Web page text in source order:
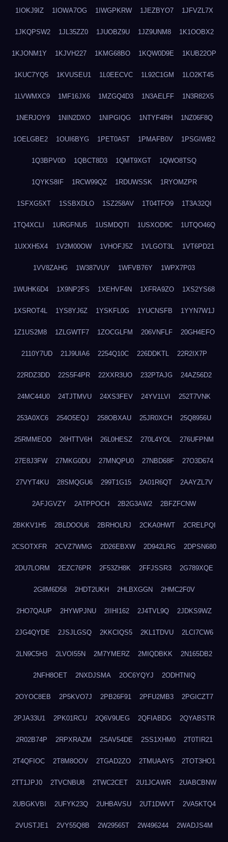
1IOKJ9IZ 1IOWA7OG 1IWGPKRW 1JEZBYO7 1JFVZL7X
1JKQPSW2 1JL35ZZ0 1JUOBZ9U 1JZ9UNM8 1K1OOBX2
1KJONM1Y 1KJVH227 1KMG68BO 1KQW0D9E 1KUB22OP
1KUC7YQ5 1KVUSEU1 1L0EECVC 1L92C1GM 1LO2KT45
1LVWMXC9 1MF16JX6 1MZGQ4D3 1N3AELFF 1N3R82X5
1NERJOY9 1NIN2DXO 1NIPGIQG 1NTYF4RH 1NZ06F8Q
1OELGBE2 1OUI6BYG 1PET0A5T 1PMAFB0V 1PSGIWB2
1Q3BPV0D 1QBCT8D3 1QMT9XGT 1QWO8TSQ
1QYKS8IF 1RCW99QZ 1RDUWSSK 1RYOMZPR
1SFXG5XT 1SSBXDLO 1SZ258AV 1T04TFO9 1T3A32QI
1TQ4XCLI 1URGFNU5 1USMDQTI 1USXOD9C 1UTQO46Q
1UXXH5X4 1V2M00OW 1VHOFJ5Z 1VLGOT3L 1VT6PD21
1VV8ZAHG 1W387VUY 1WFVB76Y 1WPX7P03
1WUHK6D4 1X9NP2FS 1XEHVF4N 1XFRA9ZO 1XS2YS68
1XSROT4L 1YS8YJ6Z 1YSKFL0G 1YUCNSFB 1YYN7W1J
1Z1US2M8 1ZLGWTF7 1ZOCGLFM 206VNFLF 20GH4EFO
2110Y7UD 21J9UIA6 2254Q10C 226DDKTL 22R2IX7P
22RDZ3DD 22S5F4PR 22XXR3UO 232PTAJG 24AZ56D2
24MC44U0 24TJTMVU 24XS3FEV 24YV1LVI 252T7VNK
253A0XC6 254O5EQJ 258OBXAU 25JR0XCH 25Q8956U
25RMMEOD 26HTTV6H 26L0HESZ 270L4YOL 276UFPNM
27E8J3FW 27MKG0DU 27MNQPU0 27NBD68F 27O3D674
27VYT4KU 28SMQGU6 299T1G15 2A01R6QT 2AAYZL7V
2AFJGVZY 2ATPPOCH 2B2G3AW2 2BFZFCNW
2BKKV1H5 2BLDOOU6 2BRHOLRJ 2CKA0HWT 2CRELPQI
2CSOTXFR 2CVZ7WMG 2D26EBXW 2D942LRG 2DPSN680
2DU7LORM 2EZC76PR 2F53ZH8K 2FFJSSR3 2G789XQE
2G8M6D58 2HDT2UKH 2HLBXGGN 2HMC2F0V
2HO7QAUP 2HYWPJNU 2IIHI162 2J4TVL9Q 2JDKS9WZ
2JG4QYDE 2JSJLGSQ 2KKCIQS5 2KL1TDVU 2LCI7CW6
2LN9C5H3 2LVOI55N 2M7YMERZ 2MIQDBKK 2N165DB2
2NFH8OET 2NXDJSMA 2OC6YQYJ 2ODHTNIQ
2OYOC8EB 2P5KVO7J 2PB26F91 2PFU2MB3 2PGICZT7
2PJA33U1 2PK01RCU 2Q6V9UEG 2QFIABDG 2QYABSTR
2R02B74P 2RPXRAZM 2SAV54DE 2SS1XHM0 2T0TIR21
2T4QFIOC 2T8M8OOV 2TGAD2ZO 2TMUAAY5 2TOT3HO1
2TT1JPJ0 2TVCNBU8 2TWC2CET 2U1JCAWR 2UABCBNW
2UBGKVBI 2UFYK23Q 2UHBAVSU 2UT1DWVT 2VA5KTQ4
2VUSTJE1 2VY55Q8B 2W29565T 2W496244 2WADJS4M